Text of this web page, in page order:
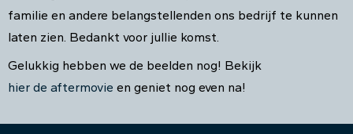
familie en andere belangstellenden ons bedrijf te kunnen
laten zien. Bedankt voor jullie komst.
Gelukkig hebben we de beelden nog! Bekijk
hier de aftermovie en geniet nog even na!